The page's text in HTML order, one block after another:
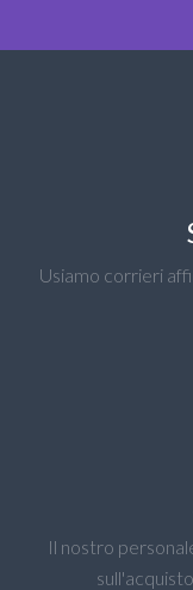
Usiamo corrieri
Il nostro